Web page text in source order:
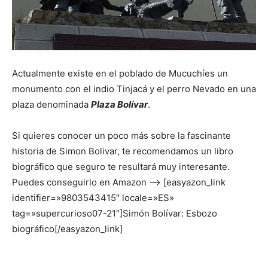
Actualmente existe en el poblado de Mucuchíes un
monumento con el indio Tinjacá y el perro Nevado en una
plaza denominada Plaza Bolívar.
Si quieres conocer un poco más sobre la fascinante
historia de Simon Bolivar, te recomendamos un libro
biográfico que seguro te resultará muy interesante.
Puedes conseguirlo en Amazon –> [easyazon_link
identifier=»9803543415″ locale=»ES»
tag=»supercurioso07-21″]Simón Bolívar: Esbozo
biográfico[/easyazon_link]